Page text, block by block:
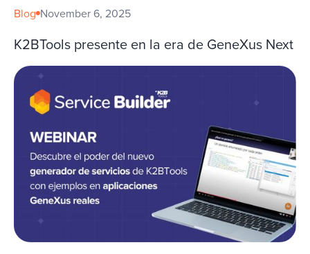
Blog November 6, 2025
K2BTools presente en la era de GeneXus Next